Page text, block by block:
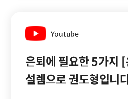
Youtube
은퇴에 필요한 5가지
설렘으로 권도형입니